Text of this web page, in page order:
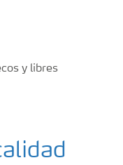
y libres